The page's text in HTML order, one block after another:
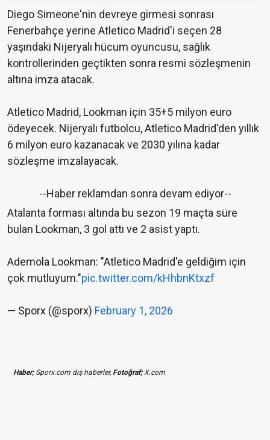
Diego Simeone'nin devreye girmesi sonrası
Fenerbahçe yerine Atletico Madrid'i seçen 28
yaşındaki Nijeryalı hücum oyuncusu, sağlık
kontrollerinden geçtikten sonra resmi sözleşmenin
altına imza atacak.
Atletico Madrid, Lookman için 35+5 milyon euro
ödeyecek. Nijeryalı futbolcu, Atletico Madrid'den yıllık
6 milyon euro kazanacak ve 2030 yılına kadar
sözleşme imzalayacak.
--Haber reklamdan sonra devam ediyor--
Atalanta forması altında bu sezon 19 maçta süre
bulan Lookman, 3 gol attı ve 2 asist yaptı.
Ademola Lookman: "Atletico Madrid'e geldiğim için
çok mutluyum."pic.twitter.com/kHhbnKtxzf
— Sporx (@sporx) February 1, 2026
Haber;Sporx.com dış haberler,Fotoğraf;X.com